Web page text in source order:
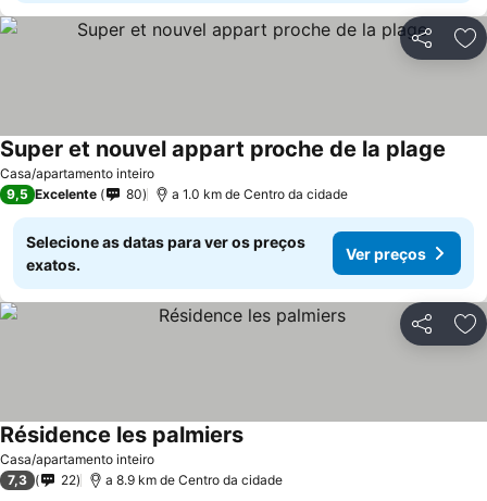
Partilhar
Casa/apartamento inteiro
Super et nouvel appart proche de la plage
9,5 Excelente 80 a 1.0 km de Centro da cidade
Selecione as datas para ver os preços
exatos.
Ver preços
Partilhar
Casa/apartamento inteiro
Résidence les palmiersVer preços
7,3 22 a 8.9 km de Centro da cidade